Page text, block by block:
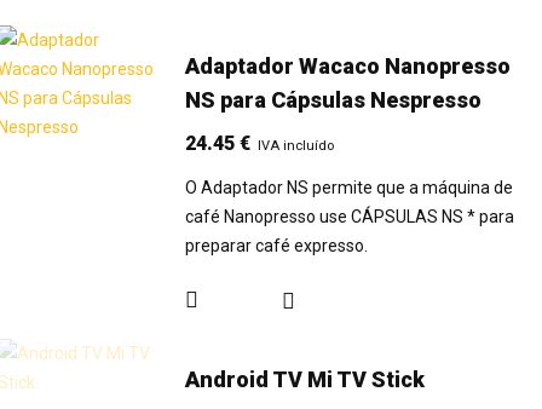
Adaptador Wacaco Nanopresso
NS para Cápsulas Nespresso
24.45€ IVA incluído
O Adaptador NS permite que a máquina de
café Nanopresso use CÁPSULAS NS * para
preparar café expresso.
Android TV Mi TV Stick